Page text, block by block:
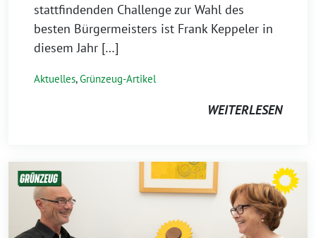
stattfindenden Challenge zur Wahl des
besten Bürgermeisters ist Frank Keppeler in
diesem Jahr […]
Aktuelles,Grünzeug-Artikel
WEITERLESEN